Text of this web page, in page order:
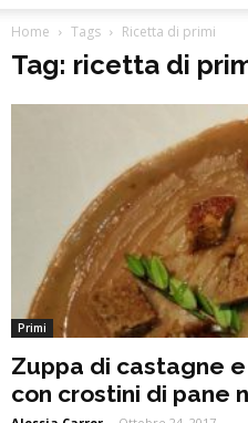
Home Tags Ricetta di primi
Tag: ricetta di
Primi
Zuppa di castagne
con crostini di pane